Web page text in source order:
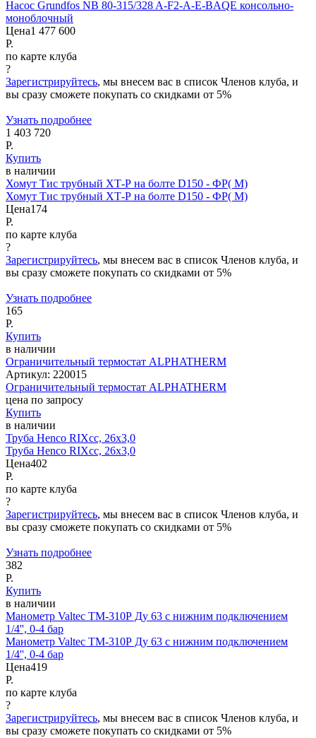
Насос Grundfos NB 80-315/328 A-F2-A-E-BAQE консольно-
моноблочный
Цена1 477 600
Р.
по карте клуба
?
Зарегистрируйтесь, мы внесем вас в список Членов клуба, и
вы сразу сможете покупать со скидками от 5%
Узнать подробнее
1 403 720
Р.
Купить
в наличии
Хомут Тис трубный ХТ-Р на болте D150 - ФР( М)
Хомут Тис трубный ХТ-Р на болте D150 - ФР( М)
Цена174
Р.
по карте клуба
?
Зарегистрируйтесь, мы внесем вас в список Членов клуба, и
вы сразу сможете покупать со скидками от 5%
Узнать подробнее
165
Р.
Купить
в наличии
Ограничительный термостат ALPHATHERM
Артикул: 220015
Ограничительный термостат ALPHATHERM
цена по запросу
Купить
в наличии
Труба Henco RIXcс, 26x3,0
Труба Henco RIXcс, 26x3,0
Цена402
Р.
по карте клуба
?
Зарегистрируйтесь, мы внесем вас в список Членов клуба, и
вы сразу сможете покупать со скидками от 5%
Узнать подробнее
382
Р.
Купить
в наличии
Манометр Valtec ТМ-310Р Ду 63 с нижним подключением
1/4'', 0-4 бар
Манометр Valtec ТМ-310Р Ду 63 с нижним подключением
1/4'', 0-4 бар
Цена419
Р.
по карте клуба
?
Зарегистрируйтесь, мы внесем вас в список Членов клуба, и
вы сразу сможете покупать со скидками от 5%